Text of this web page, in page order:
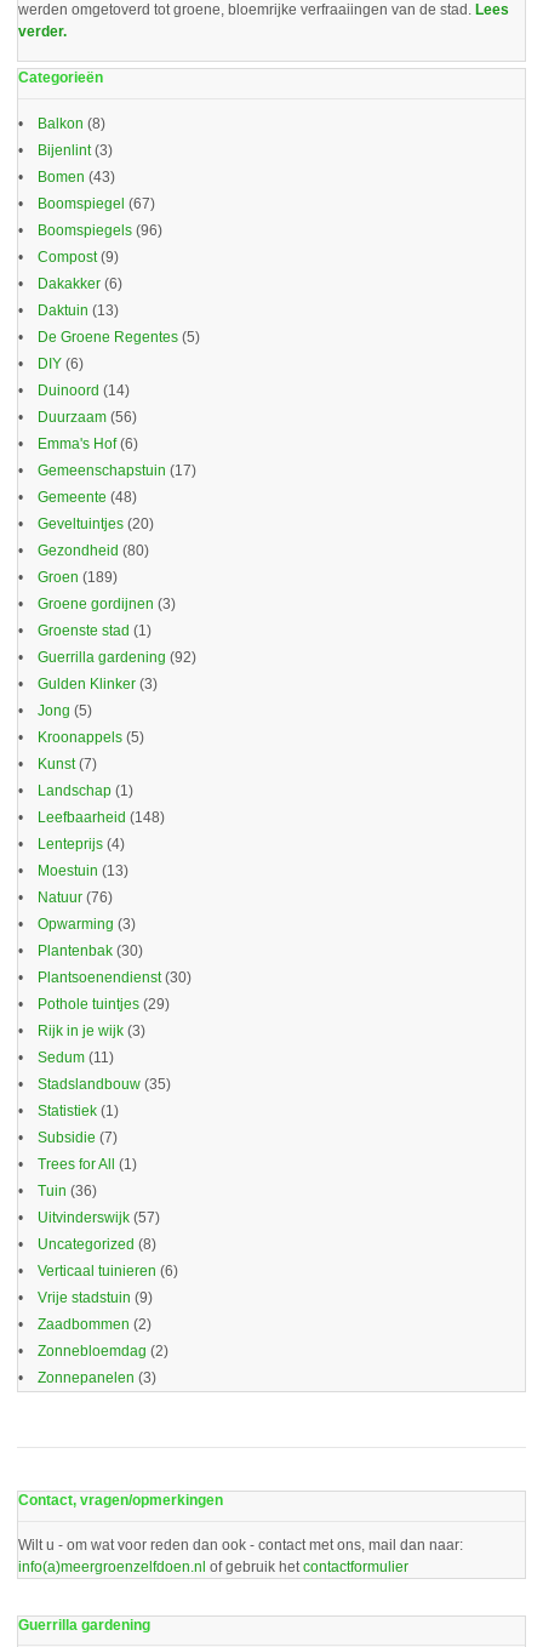
werden omgetoverd tot groene, bloemrijke verfraaiingen van de stad. Lees
verder.
Categorieën
Balkon (8)
Bijenlint(3)
Bomen (43)
Boomspiegel (67)
Boomspiegels (96)
Compost(9)
Dakakker (6)
Daktuin (13)
De Groene Regentes (5)
DIY (6)
Duinoord (14)
Duurzaam (56)
Emma's Hof(6)
Gemeenschapstuin (17)
Gemeente (48)
Geveltuintjes (20)
Gezondheid (80)
Groen (189)
Groene gordijnen (3)
Groenste stad (1)
Guerrilla gardening (92)
Gulden Klinker (3)
Jong (5)
Kroonappels (5)
Kunst(7)
Landschap (1)
Leefbaarheid (148)
Lenteprijs (4)
Moestuin (13)
Natuur (76)
Opwarming (3)
Plantenbak (30)
Plantsoenendienst(30)
Pothole tuintjes (29)
Rijk in je wijk (3)
Sedum (11)
Stadslandbouw (35)
Statistiek (1)
Subsidie (7)
Trees for All
(1)
Tuin (36)
Uitvinderswijk (57)
Uncategorized (8)
Verticaal tuinieren (6)
Vrije stadstuin (9)
Zaadbommen (2)
Zonnebloemdag (2)
Zonnepanelen (3)
Contact, vragen/opmerkingen
Wilt u - om wat voor reden dan ook - contact met ons, mail dan naar:
info(a)meergroenzelfdoen.nl of gebruik het contactformulier
Guerrilla gardening